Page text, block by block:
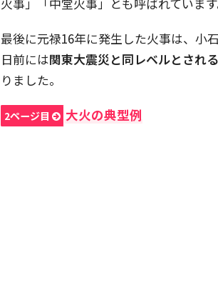
最後に元禄16年に発生した火事は、小
日前には関東大震災と同レベルとされ
りました。
2ページ目 大火の典型例